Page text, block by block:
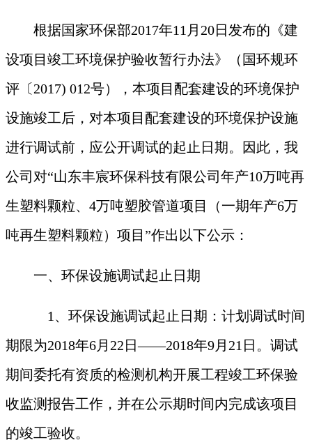
根据国家环保部2017年11月20日发布的《建
设项目竣工环境保护验收暂行办法》（国环规环
评〔2017) 012号），本项目配套建设的环境保护
设施竣工后，对本项目配套建设的环境保护设施
进行调试前，应公开调试的起止日期。因此，我
公司对“山东丰宸环保科技有限公司年产10万吨再
生塑料颗粒、4万吨塑胶管道项目（一期年产6万
吨再生塑料颗粒）项目”作出以下公示：
一、环保设施调试起止日期
1 、环保设施调试起止日期：计划调试时间
期限为2018年6月22日——2018年9月21日。调试
期间委托有资质的检测机构开展工程竣工环保验
收监测报告工作，并在公示期时间内完成该项目
的竣工验收。